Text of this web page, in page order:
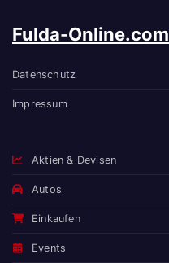
Fulda-Online.com
Datenschutz
Impressum
Aktien & Devisen
Autos
Einkaufen
Events